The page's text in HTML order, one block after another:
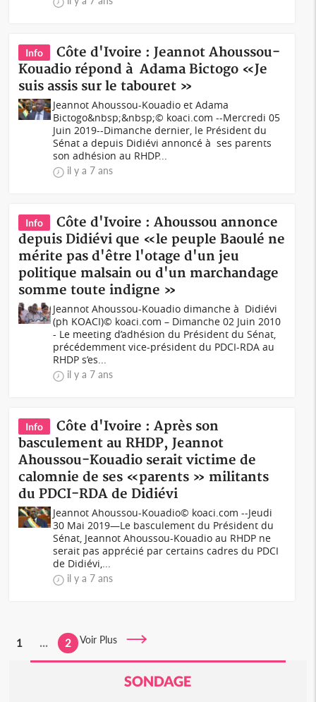
Info
Côte d'Ivoire : Jeannot Ahoussou-
Kouadio répond à Adama Bictogo «Je
suis assis sur le tabouret »
Jeannot Ahoussou-Kouadio et Adama
Bictogo&nbsp;&nbsp;© koaci.com --Mercredi 05
Juin 2019--Dimanche dernier, le Président du
Sénat a depuis Didiévi annoncé à ses parents
son adhésion au RHDP...
il y a 7 ans
Info
Côte d'Ivoire : Ahoussou annonce
depuis Didiévi que «le peuple Baoulé ne
mérite pas d'être l'otage d'un jeu
politique malsain ou d'un marchandage
somme toute indigne »
Jeannot Ahoussou-Kouadio dimanche à Didiévi
(ph KOACI)© koaci.com – Dimanche 02 Juin 2010
- Le meeting d’adhésion du Président du Sénat,
précédemment vice-président du PDCI-RDA au
RHDP s’es...
il y a 7 ans
Info
Côte d'Ivoire : Après son
basculement au RHDP, Jeannot
Ahoussou-Kouadio serait victime de
calomnie de ses «parents » militants
du PDCI-RDA de Didiévi
Jeannot Ahoussou-Kouadio© koaci.com --Jeudi
30 Mai 2019—Le basculement du Président du
Sénat, Jeannot Ahoussou-Kouadio au RHDP ne
serait pas apprécié par certains cadres du PDCI
de Didiévi,...
il y a 7 ans
1 ... 2 Voir Plus
SONDAGE